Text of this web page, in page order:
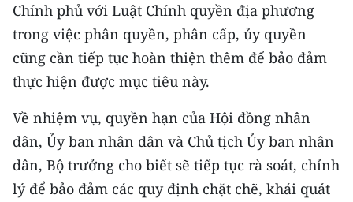
Chính phủ với Luật Chính quyền địa phương
trong việc phân quyền, phân cấp, ủy quyền
cũng cần tiếp tục hoàn thiện thêm để bảo đảm
thực hiện được mục tiêu này.
Về nhiệm vụ, quyền hạn của Hội đồng nhân
dân, Ủy ban nhân dân và Chủ tịch Ủy ban nhân
dân, Bộ trưởng cho biết sẽ tiếp tục rà soát, chỉnh
lý để bảo đảm các quy định chặt chẽ, khái quát